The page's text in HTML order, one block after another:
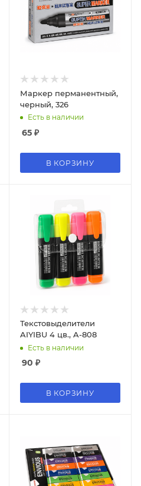
Маркер перманентный,
черный, 326
Есть в наличии
65₽
В КОРЗИНУ
Текстовыделители
AIYIBU 4 цв., A-808
Есть в наличии
90 ₽
В КОРЗИНУ